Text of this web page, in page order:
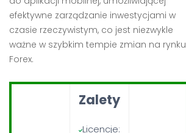
efektywne zarządzanie inwestycjami w
czasie rzeczywistym, co jest niezwykle
ważne w szybkim tempie zmian na rynku
Forex.
Zalety
Licencje: